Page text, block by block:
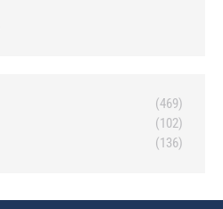
(469)
(102)
(136)